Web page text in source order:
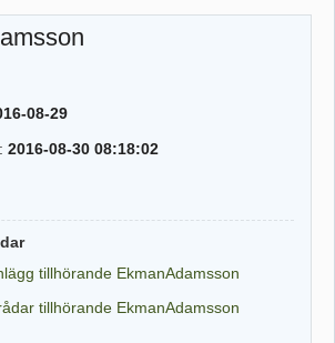
08-29
2016-08-30 08:18:02
tillhörande EkmanAdamsson
tillhörande EkmanAdamsson